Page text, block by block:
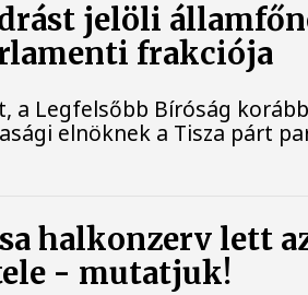
jelöli
frakciója
a Legfelsőbb Bíróság
elnöknek a Tisza párt
halkonzerv lett
- mutatjuk!